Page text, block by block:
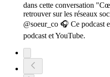
dans cette conversation
retrouver sur les réseaux
@soeur_co 🎧 Ce podcast
podcast et YouTube.